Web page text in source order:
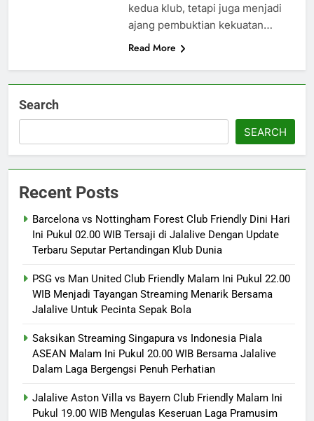
kedua klub, tetapi juga menjadi
ajang pembuktian kekuatan…
Read More
Search
SEARCH
Recent Posts
Barcelona vs Nottingham Forest Club Friendly Dini Hari
Ini Pukul 02.00 WIB Tersaji di Jalalive Dengan Update
Terbaru Seputar Pertandingan Klub Dunia
PSG vs Man United Club Friendly Malam Ini Pukul 22.00
WIB Menjadi Tayangan Streaming Menarik Bersama
Jalalive Untuk Pecinta Sepak Bola
Saksikan Streaming Singapura vs Indonesia Piala
ASEAN Malam Ini Pukul 20.00 WIB Bersama Jalalive
Dalam Laga Bergengsi Penuh Perhatian
Jalalive Aston Villa vs Bayern Club Friendly Malam Ini
Pukul 19.00 WIB Mengulas Keseruan Laga Pramusim